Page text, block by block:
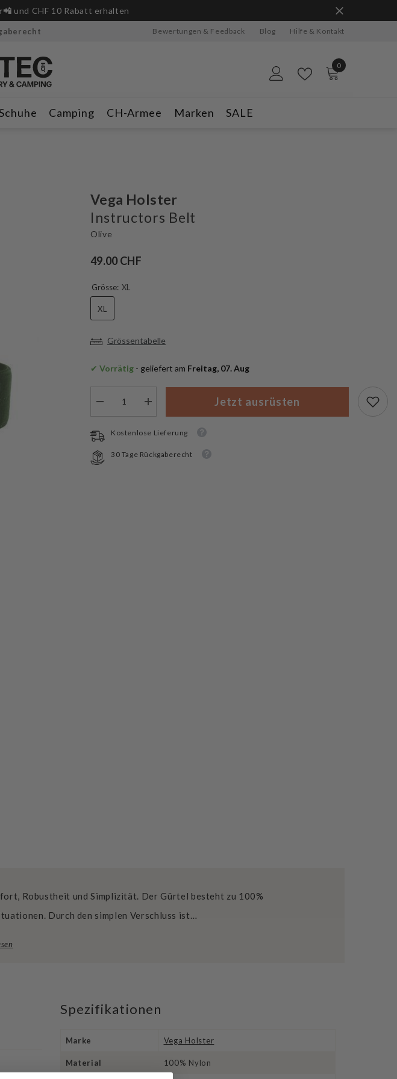
und CHF 10 Rabatt erhalten
Bewertungen & Feedback Blog Hilfe & Kontakt
0
0
Camping CH-Armee Marken SALE
Vega Holster
Instructors Belt
Olive
49.00 CHF
Grösse: XL
XL
Grössentabelle
✔ Vorrätig - geliefert am Freitag, 07. Aug
Vega
Holster
Instructors
Belt
Menge
Vega
Instructors
Belt
Jetzt ausrüsten
Kostenlose Lieferung
30 Tage Rückgaberecht
Robustheit und Simplizität. Der Gürtel besteht zu 100%
Durch den simplen Verschluss ist…
Spezifikationen
Marke Vega Holster
Material 100% Nylon